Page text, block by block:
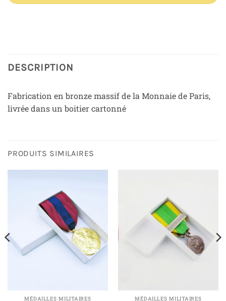
DESCRIPTION
Fabrication en bronze massif de la Monnaie de Paris,
livrée dans un boitier cartonné
PRODUITS SIMILAIRES
MÉDAILLES MILITAIRES MÉDAILLES MILITAIRES